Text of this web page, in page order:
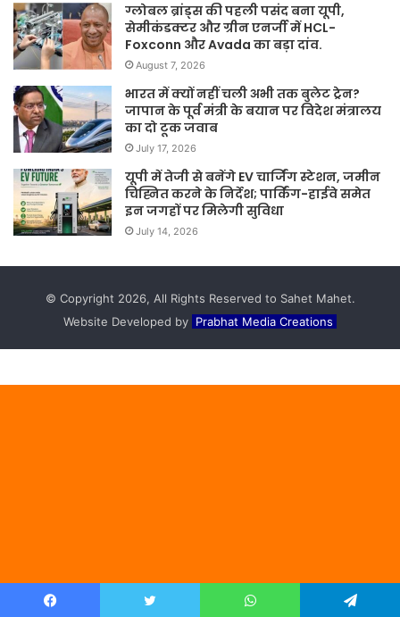
ग्लोबल ब्रांड्स की पहली पसंद बना यूपी,
सेमीकंडक्टर और ग्रीन एनर्जी में HCL-
Foxconn और Avada का बड़ा दांव.
August 7, 2026
भारत में क्यों नहीं चली अभी तक बुलेट ट्रेन?
जापान के पूर्व मंत्री के बयान पर विदेश मंत्रालय
का दो टूक जवाब
July 17, 2026
यूपी में तेजी से बनेंगे EV चार्जिंग स्टेशन, जमीन
चिह्नित करने के निर्देश; पार्किंग-हाईवे समेत
इन जगहों पर मिलेगी सुविधा
July 14, 2026
© Copyright 2026, All Rights Reserved to Sahet Mahet.
Website Developed by Prabhat Media Creations